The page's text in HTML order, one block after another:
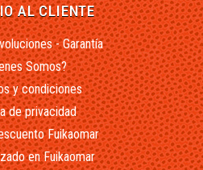
AL CLIENTE
- Garantía
Somos?
y condiciones
de privacidad
Fuikaomar
en Fuikaomar